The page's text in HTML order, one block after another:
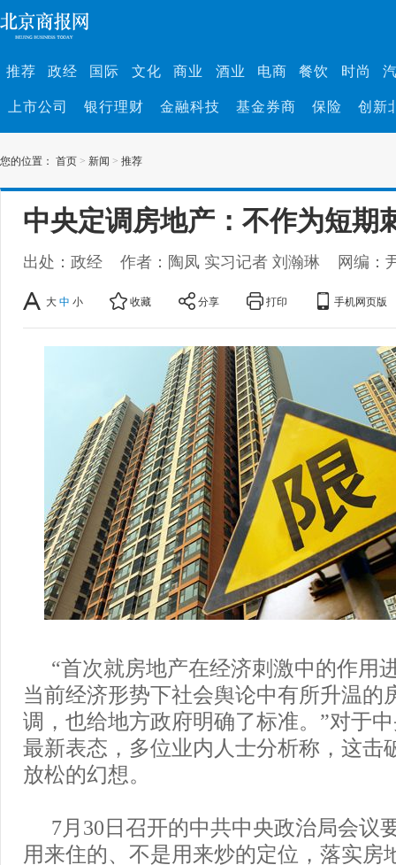
推荐 政经 国际 文化 商业 酒业 电商 餐饮 时尚
上市公司 银行理财 金融科技 基金券商 保险 创新
您的位置： 首页 > 新闻 > 推荐
中央定调房地产：不作为短期
出处：政经 作者：陶凤 实习记者 刘瀚琳 网编：
大 中 小 收藏 分享 打印 手机网页版
“首次就房地产在经济刺激中的作用
当前经济形势下社会舆论中有所升温的
调，也给地方政府明确了标准。”对于
最新表态，多位业内人士分析称，这击
放松的幻想。
7月30日召开的中共中央政治局会议
用来住的、不是用来炒的定位，落实房